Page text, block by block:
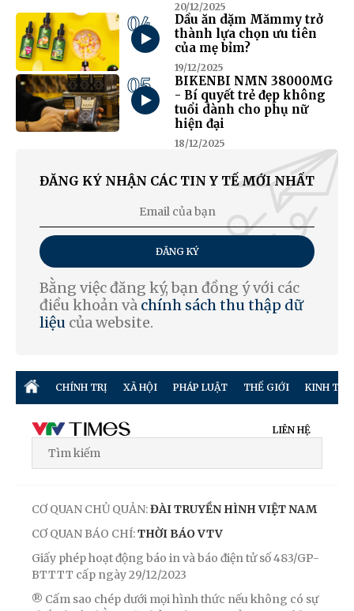
20/12/2025
04
Dầu ăn dặm Mămmy trở
thành lựa chọn ưu tiên
của mẹ bỉm?
19/12/2025
05
BIKENBI NMN 38000MG
- Bí quyết trẻ đẹp không
tuổi dành cho phụ nữ
hiện đại
18/12/2025
ĐĂNG KÝ NHẬN CÁC TIN Y TẾ MỚI NHẤT
ĐĂNG KÝ
Bằng việc đăng ký, bạn đồng ý với các
điều khoản và chính sách thu thập dữ
liệu của website.
CHÍNH TRỊ XÃ HỘI PHÁP LUẬT THẾ GIỚI KINH TẾ
LIÊN HỆ
CƠ QUAN CHỦ QUẢN:ĐÀI TRUYỀN HÌNH VIỆT NAM
CƠ QUAN BÁO CHÍ:THỜI BÁO VTV
Giấy phép hoạt động báo in và báo điện tử số 483/GP-
BTTTT cấp ngày 29/12/2023
® Cấm sao chép dưới mọi hình thức nếu không có sự